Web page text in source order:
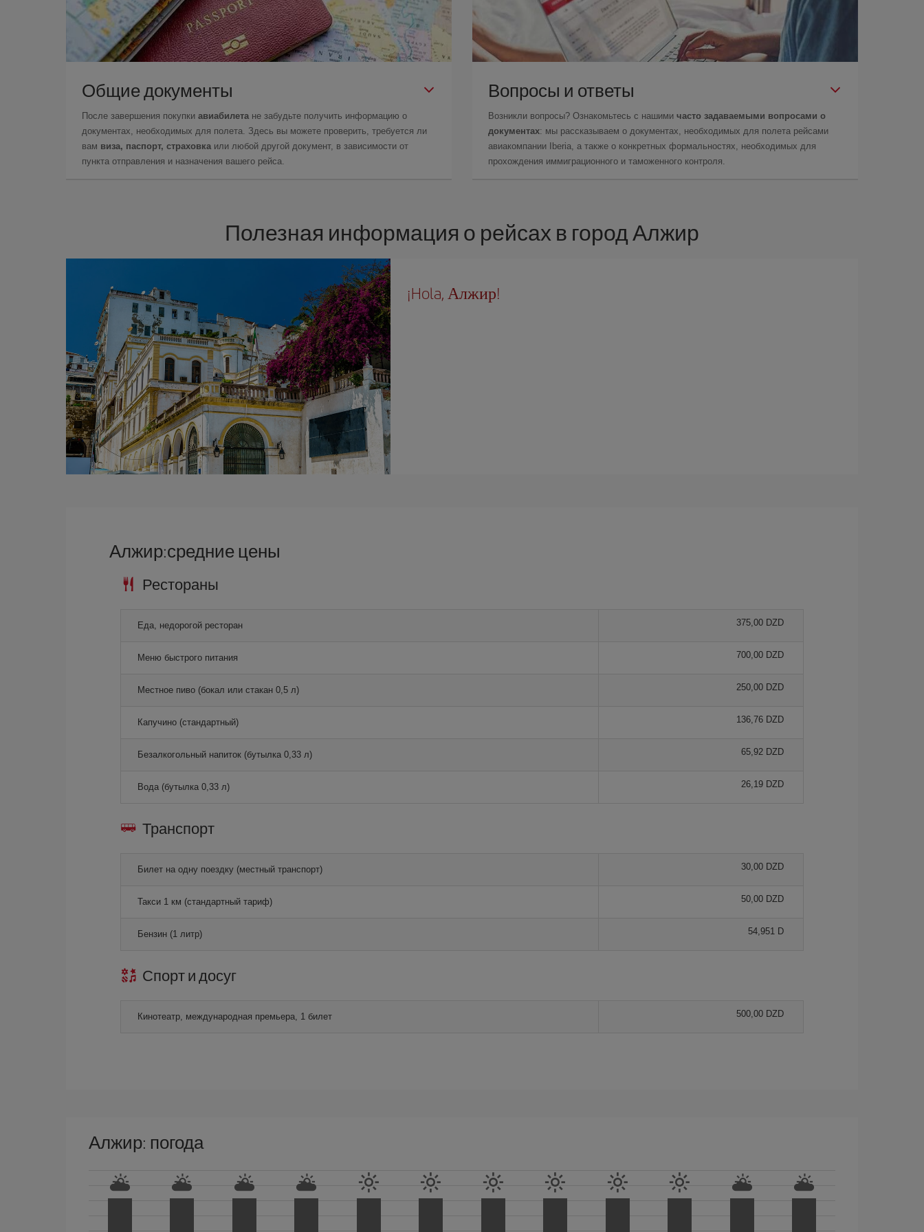
Общие документы
После завершения покупки авиабилета не забудьте получить информацию о
документах, необходимых для полета. Здесь вы можете проверить, требуется ли
вам виза, паспорт, страховка или любой другой документ, в зависимости от
пункта отправления и назначения вашего рейса.
Вопросы и ответы
Возникли вопросы? Ознакомьтесь с нашими часто задаваемыми вопросами о
документах: мы рассказываем о документах, необходимых для полета рейсами
авиакомпании Iberia, а также о конкретных формальностях, необходимых для
прохождения иммиграционного и таможенного контроля.
Полезная информация о рейсах в город Алжир
¡Hola, Алжир!
Алжир:средние цены
Рестораны
Еда, недорогой ресторан 375,00 DZD
Меню быстрого питания 700,00 DZD
Местное пиво (бокал или стакан 0,5 л) 250,00 DZD
Капучино (стандартный) 136,76 DZD
Безалкогольный напиток (бутылка 0,33 л) 65,92 DZD
Вода (бутылка 0,33 л) 26,19 DZD
Транспорт
Билет на одну поездку (местный транспорт) 30,00 DZD
Такси 1 км (стандартный тариф) 50,00 DZD
Бензин (1 литр) 54,951 D
Спорт и досуг
Кинотеатр, международная премьера, 1 билет 500,00 DZD
Алжир: погода